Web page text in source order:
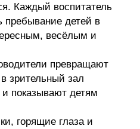
Каждый воспитатель
пребывание детей в
весёлым и
превращают
зрительный зал
и показывают детям
горящие глаза и